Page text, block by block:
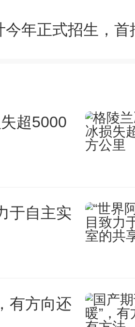
委创新促进科联系
：010-69864967
门头沟区科学技
2026
超5000
于自主实
有方向还